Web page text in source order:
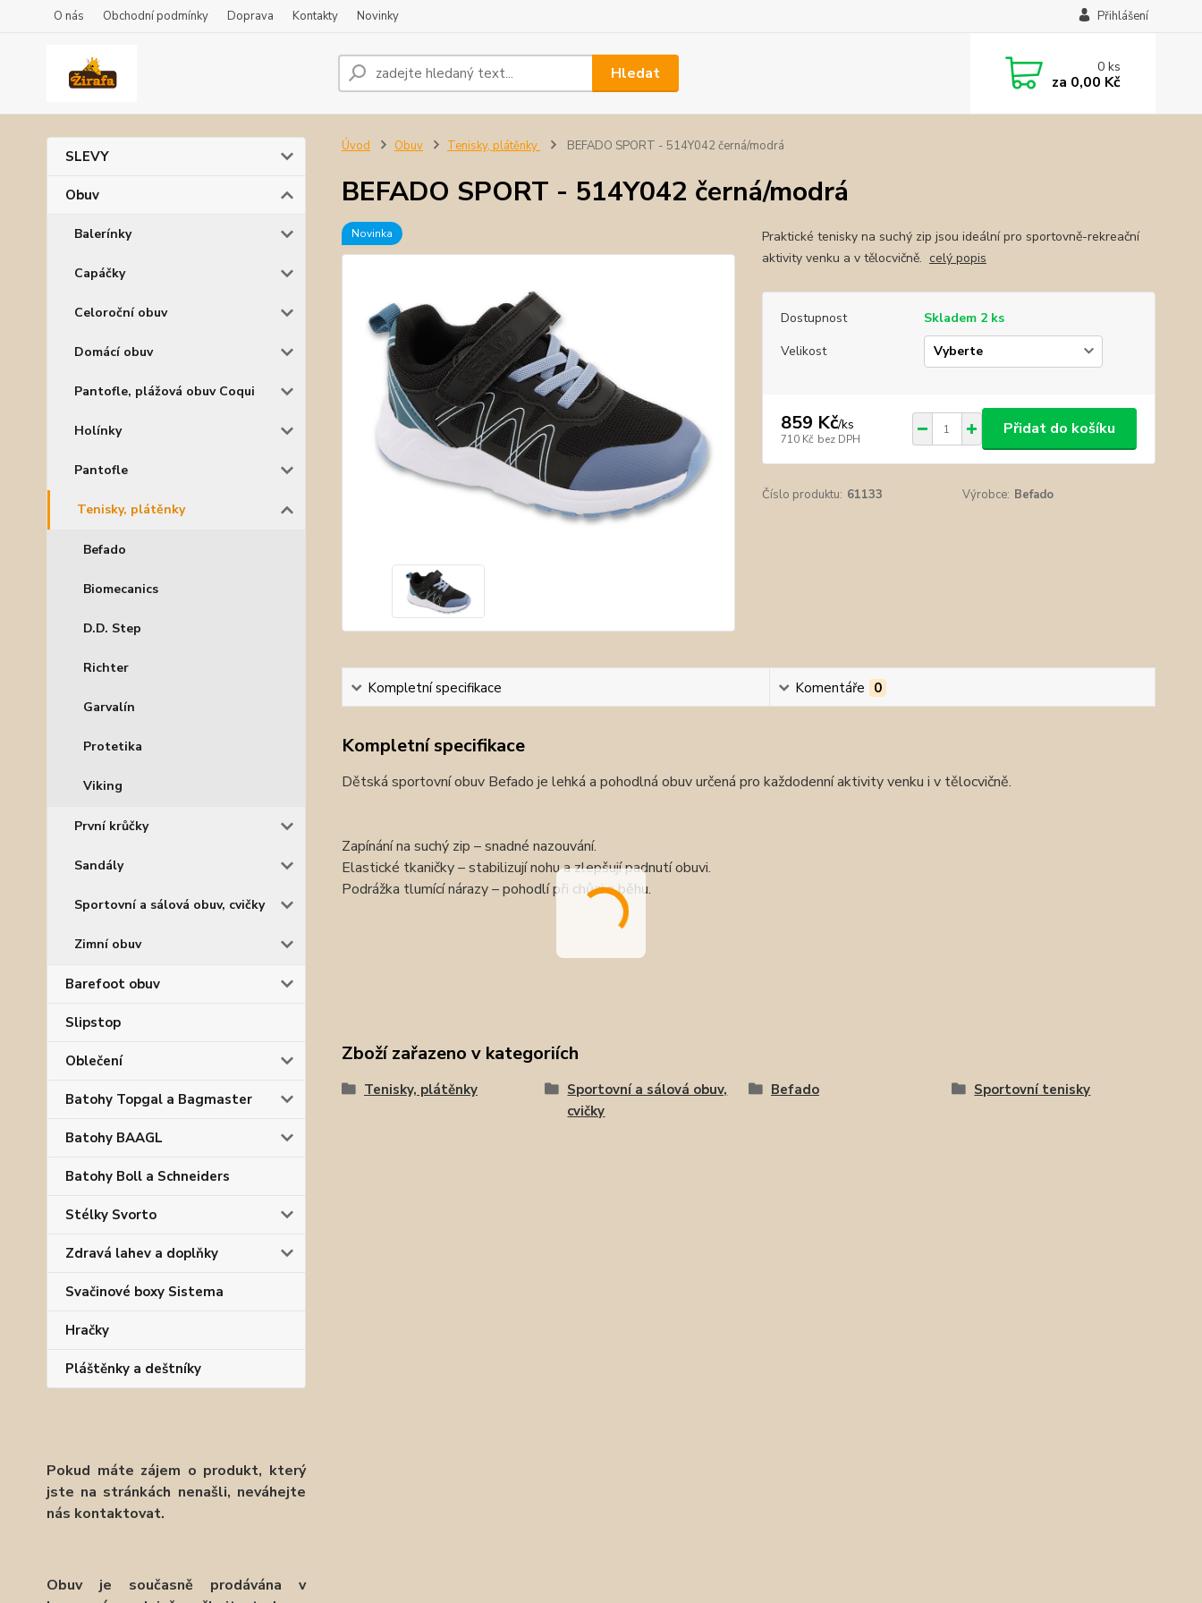
O nás Obchodní podmínky Doprava Kontakty Novinky Přihlášení
Hledat 0ks
za 0,00 Kč
SLEVY
Obuv
Balerínky
Capáčky
Celoroční obuv
Domácí obuv
Pantofle, plážová obuv Coqui
Holínky
Pantofle
Tenisky, plátěnky
Befado
Biomecanics
D.D. Step
Richter
Garvalín
Protetika
Viking
První krůčky
Sandály
Sportovní a sálová obuv, cvičky
Zimní obuv
Barefoot obuv
Slipstop
Oblečení
Batohy Topgal a Bagmaster
Batohy BAAGL
Batohy Boll a Schneiders
Stélky Svorto
Zdravá lahev a doplňky
Svačinové boxy Sistema
Hračky
Pláštěnky a deštníky
Pokud máte zájem o produkt, který
jste na stránkách nenašli, neváhejte
nás kontaktovat.
Obuv je současně prodávána v
Úvod Obuv Tenisky, plátěnky BEFADO SPORT - 514Y042 černá/modrá
BEFADO SPORT - 514Y042 černá/modrá
Novinka
Praktické tenisky na suchý zip jsou ideální pro sportovně-rekreační
aktivity venku a v tělocvičně. celý popis
Dostupnost
Skladem 2 ks
Velikost
859 Kč/ks
710 Kč bez DPH
Přidat do košíku
Číslo produktu: 61133 Výrobce: Befado
Kompletní specifikace Komentáře 0
Kompletní specifikace
Dětská sportovní obuv Befado je lehká a pohodlná obuv určená pro každodenní aktivity venku i v tělocvičně.
Zapínání na suchý zip – snadné nazouvání.
Elastické tkaničky – stabilizují nohu a zlepšují padnutí obuvi.
Podrážka tlumící nárazy – pohodlí při chůzi a běhu.
Zboží zařazeno v kategoriích
Tenisky, plátěnky
Sportovní a sálová obuv,
cvičky
Befado Sportovní tenisky